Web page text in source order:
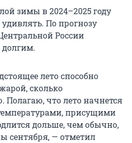
зимы в 2024–2025 году
удивлять. По прогнозу
России
лето способно
сколько
Полагаю, что лето начнется
присущими
дольше, чем обычно,
сентября, — отметил